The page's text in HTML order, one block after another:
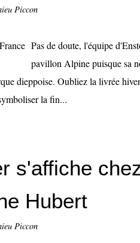
Piccon
Pas de doute, l'équipe
pavillon Alpine puisque sa
dieppoise. Oubliez la livrée
la fin...
s'affiche
Hubert
Piccon